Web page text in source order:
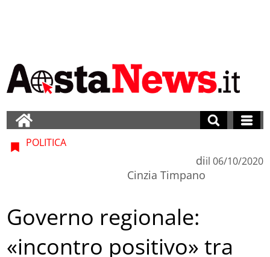
POLITICA
di
Cinzia Timpano
il 06/10/2020
Governo regionale:
«incontro positivo» tra